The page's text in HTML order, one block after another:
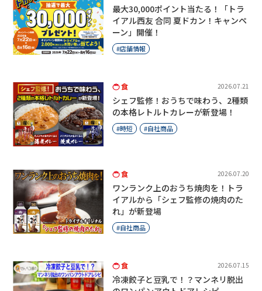
最大30,000ポイント当たる！「トラ
イアル西友 合同 夏ドカン！キャンペ
ーン」開催！
店舗情報
食 2026.07.21
シェフ監修！おうちで味わう、2種類
の本格レトルトカレーが新登場！
時短 自社商品
食 2026.07.20
ワンランク上のおうち焼肉を！トラ
イアルから「シェフ監修の焼肉のた
れ」が新登場
自社商品
食 2026.07.15
冷凍餃子と豆乳で！？マンネリ脱出